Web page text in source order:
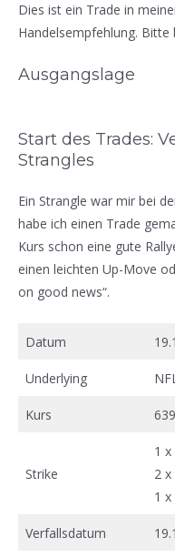
Dies ist ein Trade in
Handelsempfehlung. Bitte
Ausgangslage
Start des Trades:
Strangles
Ein Strangle war mir bei
habe ich einen Trade
Kurs schon eine gute
einen leichten Up-Move
on good news“.
Datum
Underlying
Kurs
Strike
1
2 x
1
Verfallsdatum